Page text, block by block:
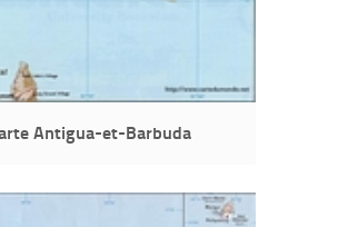
Antigua-et-Barbuda